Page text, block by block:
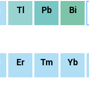
Tl Pb Bi
Er Tm Yb